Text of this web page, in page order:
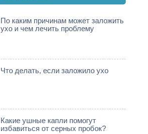
По каким причинам может заложить
ухо и чем лечить проблему
Что делать, если заложило ухо
Какие ушные капли помогут
избавиться от серных пробок?